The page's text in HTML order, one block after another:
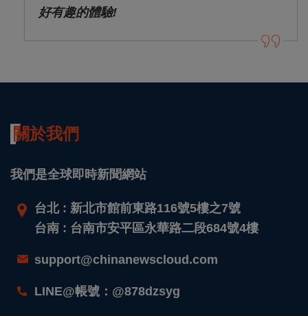
好有趣的體驗!
關於我們
我們是全球即時新聞網站
台北 : 新北市館前東路116號5樓之7號
台南 : 台南市安平區永華路二段684號4樓
support@chinanewscloud.com
LINE@帳號：@878dzsyg